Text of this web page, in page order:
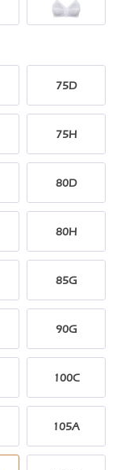
75D
75H
80D
80H
85G
90G
100C
105A